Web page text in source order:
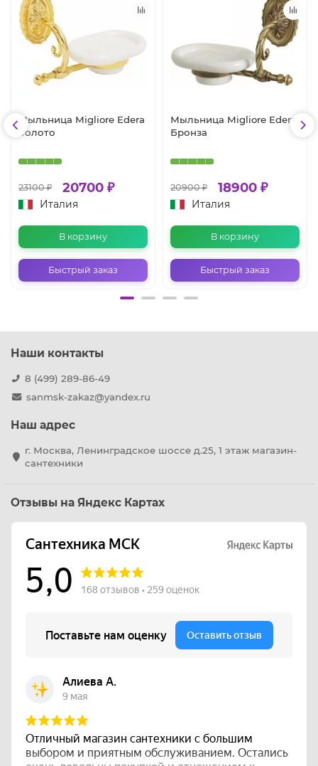
Мыльница Migliore Edera
Золото
23100 ₽ 20700 ₽
Италия
В корзину
Быстрый заказ
Мыльница Migliore Edera
Бронза
20900 ₽ 18900 ₽
Италия
В корзину
Быстрый заказ
Наши контакты
8 (499) 289-86-49
sanmsk-zakaz@yandex.ru
Наш адрес
г. Москва, Ленинградское шоссе д.25, 1 этаж магазин-
сантехники
Отзывы на Яндекс Картах